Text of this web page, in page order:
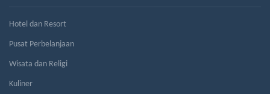
Hotel dan Resort
Pusat Perbelanjaan
Wisata dan Religi
Kuliner